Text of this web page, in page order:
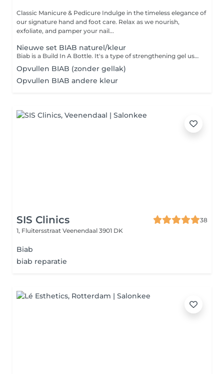
Classic Manicure & Pedicure Indulge in the timeless elegance of
our signature hand and foot care. Relax as we nourish,
exfoliate, and pamper your nail...
Nieuwe set BIAB naturel/kleur
Biab is a Build In A Bottle. It's a type of strengthening gel used for natural nails or short extension. It create to make nails stronger, healthier, and longer lasting, while still looking natural.
Opvullen BIAB (zonder gellak)
Opvullen BIAB andere kleur
SIS Clinics
38
1, Fluitersstraat Veenendaal 3901 DK
Biab
biab reparatie